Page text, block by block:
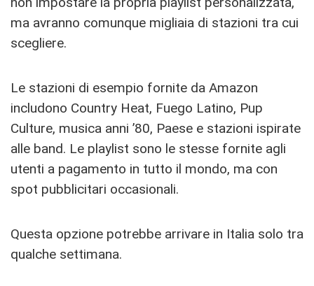
ma avranno comunque migliaia di stazioni tra cui
scegliere.
Le stazioni di esempio fornite da Amazon
includono Country Heat, Fuego Latino, Pup
Culture, musica anni ’80, Paese e stazioni ispirate
alle band. Le playlist sono le stesse fornite agli
utenti a pagamento in tutto il mondo, ma con
spot pubblicitari occasionali.
Questa opzione potrebbe arrivare in Italia solo tra
qualche settimana.